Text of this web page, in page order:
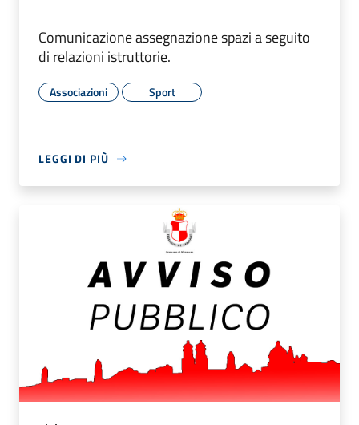
Comunicazione assegnazione spazi a seguito
di relazioni istruttorie.
Associazioni Sport
LEGGI DI PIÙ